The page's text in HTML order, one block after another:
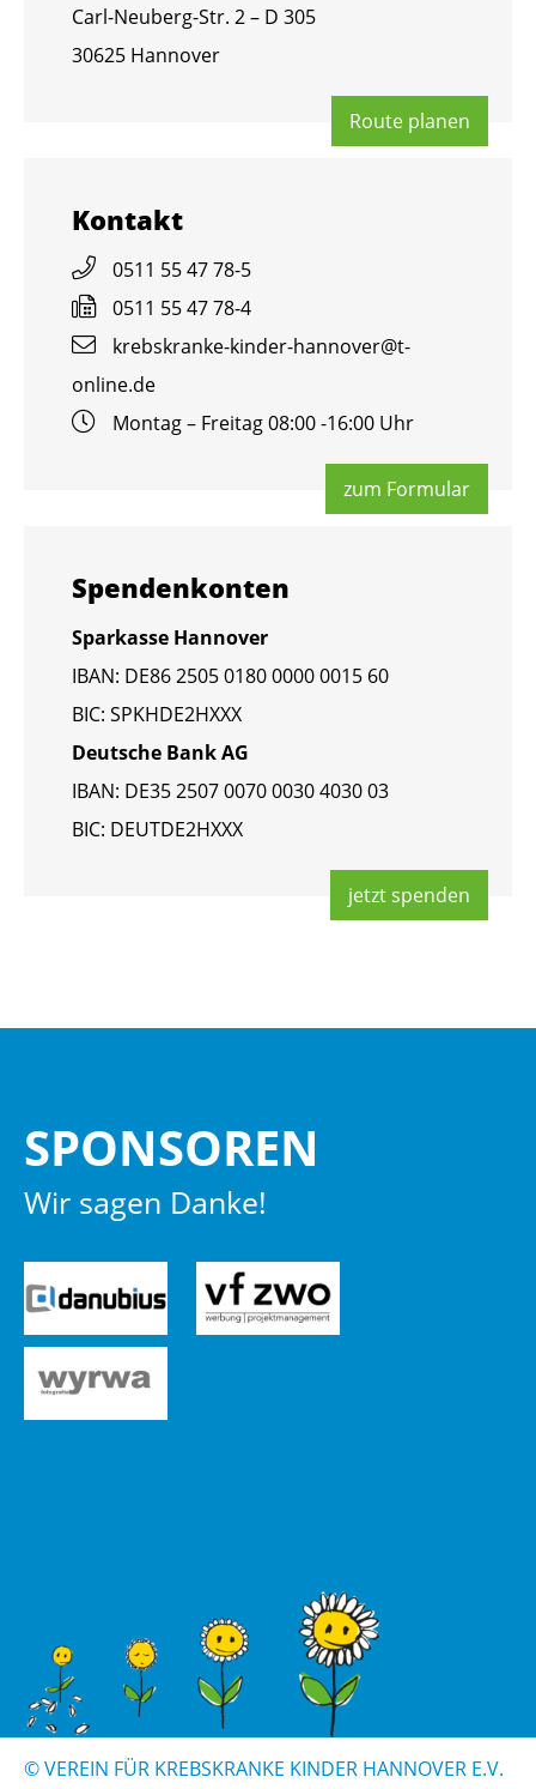
Carl-Neu­berg-Str. 2 – D 305
30625 Han­no­ver
Route pla­nen
Kon­takt
0511 55 47 78-5
0511 55 47 78-4
krebs­kran­ke-kin­der-han­no­ver@​t-​
online.​de
Mon­tag – Frei­tag 08:00 -16:00 Uhr
zum For­mu­lar
Spen­den­kon­ten
Spar­kas­se Han­no­ver
IBAN: DE86 2505 0180 0000 0015 60
BIC: SPKHDE2HXXX
Deut­sche Bank AG
IBAN: DE35 2507 0070 0030 4030 03
BIC: DEUT­DE2HXXX
jetzt spen­den
SPON­SO­REN
Wir sagen Danke!
© VER­EIN FÜR KREBS­KRAN­KE KIN­DER HAN­NO­VER E.V.